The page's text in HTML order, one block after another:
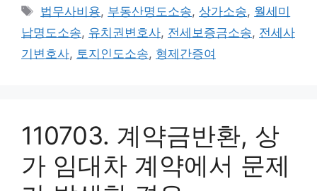
Tags
법무사비용, 부동산명도소송, 상가소송, 월세미
납명도소송, 유치권변호사, 전세보증금소송, 전세사
기변호사, 토지인도소송, 형제간증여
110703. 계약금반환, 상
가 임대차 계약에서 문제